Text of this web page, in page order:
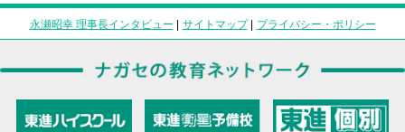
永瀬昭幸 理事長インタビュー | サイトマップ| プライバシー・ポリシー